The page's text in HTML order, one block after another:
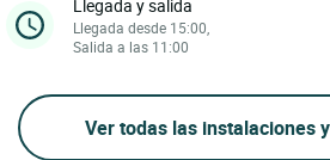
Llegada y salida
Llegada desde 15:00,
Salida a las 11:00
Ver todas las instalaciones